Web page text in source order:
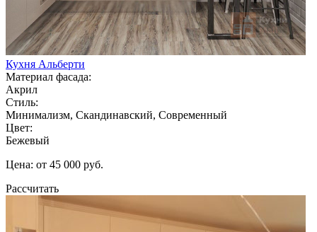
Кухня Альберти
Материал фасада:
Акрил
Стиль:
Минимализм, Скандинавский, Современный
Цвет:
Бежевый
Цена: от 45 000 руб.
Рассчитать